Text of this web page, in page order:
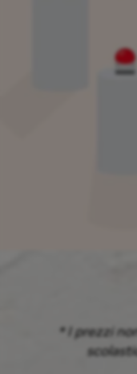
* I prezzi